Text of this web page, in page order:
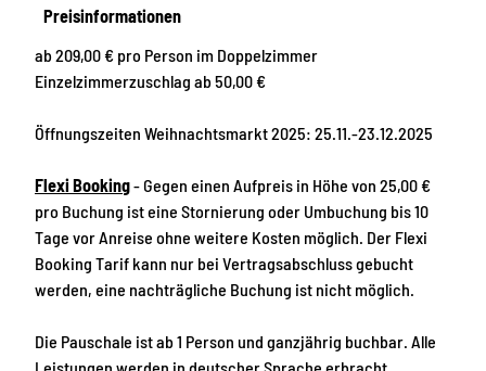
Preisinformationen
ab 209,00 € pro Person im Doppelzimmer
Einzelzimmerzuschlag ab 50,00 €
Öffnungszeiten Weihnachtsmarkt 2025: 25.11.-23.12.2025
Flexi Booking- Gegen einen Aufpreis in Höhe von 25,00 €
pro Buchung ist eine Stornierung oder Umbuchung bis 10
Tage vor Anreise ohne weitere Kosten möglich. Der Flexi
Booking Tarif kann nur bei Vertragsabschluss gebucht
werden, eine nachträgliche Buchung ist nicht möglich.
Die Pauschale ist ab 1 Person und ganzjährig buchbar. Alle